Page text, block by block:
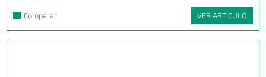
Comparar VER ARTÍCULO